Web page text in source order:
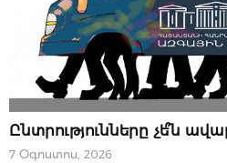
07 ՕԳՈՍՏՈՍԻ, 2026
Ընտրությունները չե՞ն
7 Օգոստոս, 2026